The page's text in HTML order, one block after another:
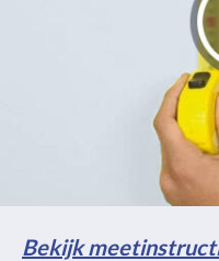
Bekijk